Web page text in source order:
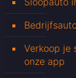
Verkoop je
onze app